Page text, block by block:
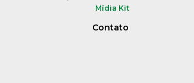
Mídia Kit
Contato